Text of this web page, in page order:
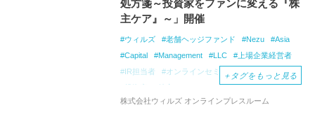
処方箋～投資家をファンに変える『株
主ケア』～」開催
ウィルズ 老舗ヘッジファンド Nezu
Asia
Capital
Management LLC
上場企業経営者
IR担当者
オンラインセミナー
「PBR1倍割れ
投資家
株主ケア
＋ タグをもっと見る
株式会社ウィルズ オンラインプレスルーム